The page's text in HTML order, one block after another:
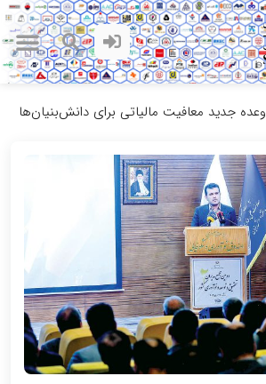
وعده جدید معافیت مالیاتی برای دانش‌بنیان‌ها